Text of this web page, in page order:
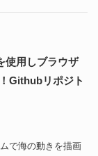
使用しブラウザ
Githubリポジト
で海の動きを描画